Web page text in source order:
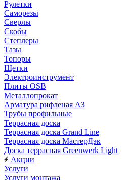
Рулетки
Саморезы
Сверлы
Скобы
Степлеры
Тазы
Топоры
Щетки
Электроинструмент
Плиты OSB
Металлопрокат
Арматура рифленая АЗ
Трубы профильные
Террасная доска
Террасная доска Grand Line
Террасная доска МастерДэк
Доска террасная Greenwerk Light
Акции
Услуги
Услуги монтажа